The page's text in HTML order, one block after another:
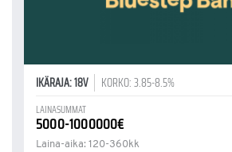
IKÄRAJA: 18V KORKO: 3.85-8.5%
LAINASUMMAT
5000-1000000€
Laina-aika: 120-360kk